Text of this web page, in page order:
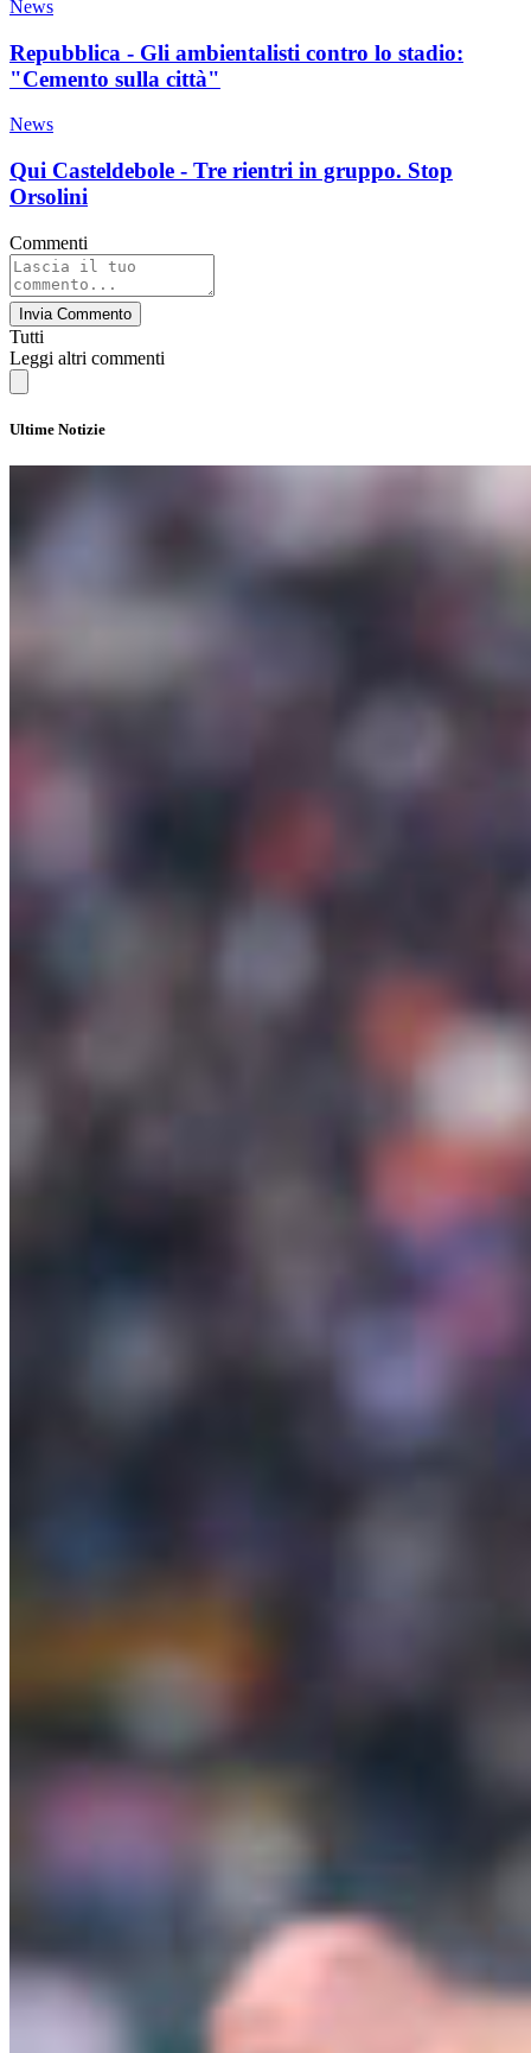
News
Repubblica - Gli ambientalisti contro lo stadio:
"Cemento sulla città"
News
Qui Casteldebole - Tre rientri in gruppo. Stop
Orsolini
Commenti
Invia Commento
Tutti
Leggi altri commenti
Ultime Notizie